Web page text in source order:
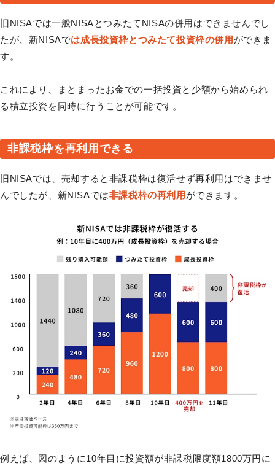
旧NISAでは一般NISAとつみたてNISAの併用はできませんでし
たが、新NISAでは成長投資枠とつみたて投資枠の併用 ができま
す。
これにより、まとまったお金での一括投資と少額から始められ
る積立投資を同時に行うことが可能です。
非課税枠を再利用できる
旧NISAでは、売却すると非課税枠は復活せず再利用はできませ
んでしたが、新NISAでは非課税枠の再利用 ができます。
例えば、図のように10年目に投資額が非課税限度額1800万円に